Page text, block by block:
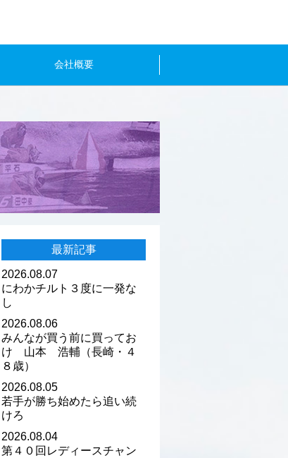
会社概要
最新記事
2026.08.07
にわかチルト３度に一発な
し
2026.08.06
みんなが買う前に買ってお
け 山本 浩輔（長崎・４
８歳）
2026.08.05
若手が勝ち始めたら追い続
けろ
2026.08.04
第４０回レディースチャン